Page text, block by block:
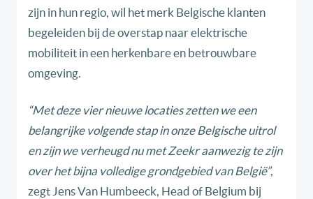
zijn in hun regio, wil het merk Belgische klanten
begeleiden bij de overstap naar elektrische
mobiliteit in een herkenbare en betrouwbare
omgeving.
“Met deze vier nieuwe locaties zetten we een
belangrijke volgende stap in onze Belgische uitrol
en zijn we verheugd nu met Zeekr aanwezig te zijn
over het bijna volledige grondgebied van België”,
zegt Jens Van Humbeeck, Head of Belgium bij